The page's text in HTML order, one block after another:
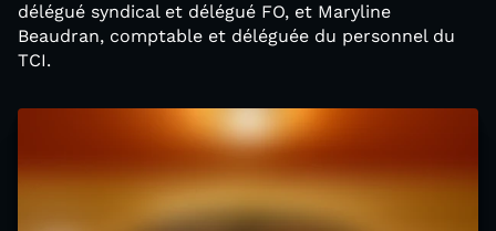
délégué syndical et délégué FO, et Maryline
Beaudran, comptable et déléguée du personnel du
TCI.